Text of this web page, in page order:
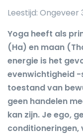
Yoga heeft als
(Ha) en maan
energie is het
evenwichtigheid -
toestand van
geen handelen
kan zijn. Je ego,
conditioneringen,